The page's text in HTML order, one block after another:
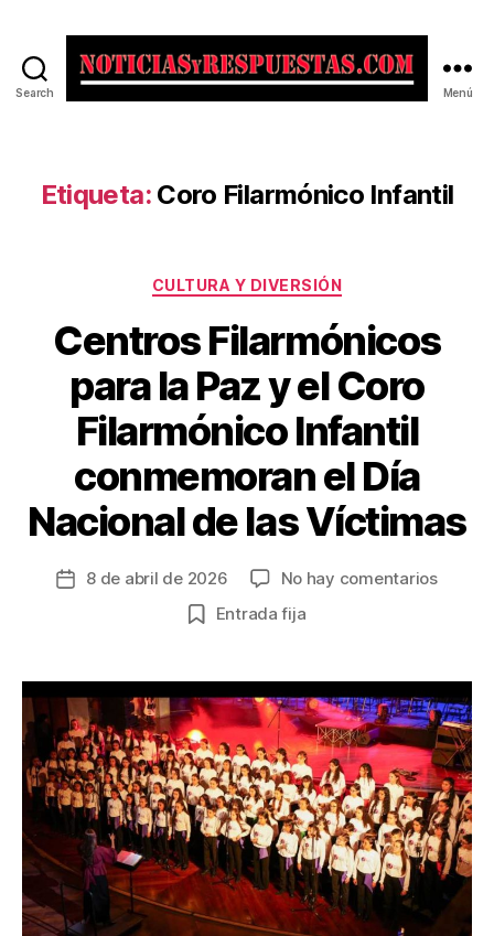
Search Menú
Etiqueta: Coro Filarmónico Infantil
Categorías
CULTURA Y DIVERSIÓN
Centros Filarmónicos
para la Paz y el Coro
Filarmónico Infantil
conmemoran el Día
Nacional de las Víctimas
Fecha8 de abril de 2026 No hay comentariosen
Paz
y
el
Coro
Infantil
el
Día
Entrada fija